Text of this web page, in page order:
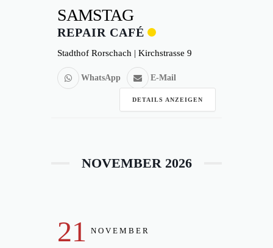
SAMSTAG
REPAIR CAFÉ
Stadthof Rorschach | Kirchstrasse 9
WhatsApp E-Mail
DETAILS ANZEIGEN
NOVEMBER 2026
21 NOVEMBER